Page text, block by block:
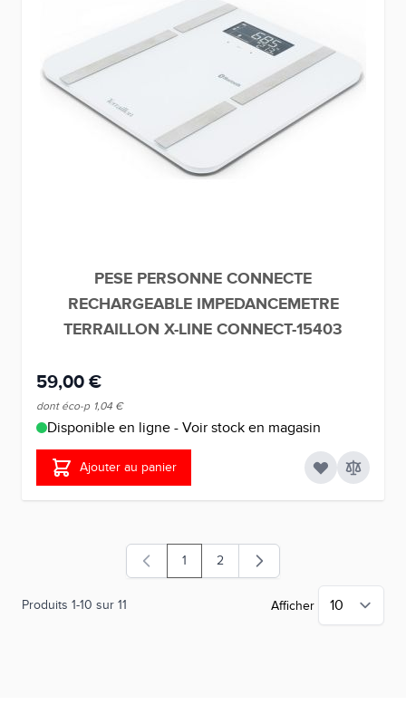
PESE PERSONNE CONNECTE
RECHARGEABLE IMPEDANCEMETRE
TERRAILLON X-LINE CONNECT-15403
59,00 €
dont éco-p 1,04 €
Disponible en ligne - Voir stock en magasin
Ajouter au panier
Produits 1-10 sur 11
Vous lisez actuellement la page
1 Page
2
Afficher